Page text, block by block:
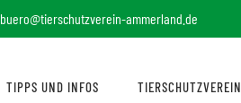
buero@tierschutzverein-ammerland.de
TIPPS UND INFOS TIERSCHUTZVEREIN